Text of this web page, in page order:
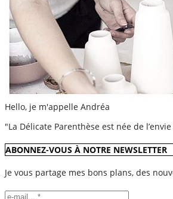
Hello, je m'appelle Andréa
"La Délicate Parenthèse est née de
ABONNEZ-VOUS À NOTRE NEWSLETTER
Je vous partage mes bons plans, des